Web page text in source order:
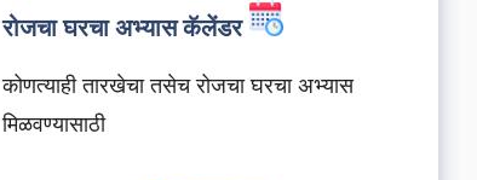
रोजचा घरचा अभ्यास कॅलेंडर
कोणत्याही तारखेचा तसेच रोजचा घरचा अभ्यास
मिळवण्यासाठी